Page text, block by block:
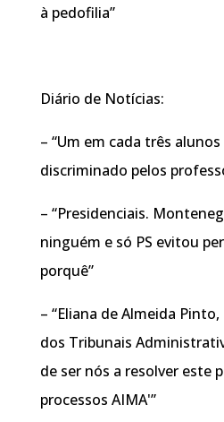
à pedofilia”
Diário de Notícias:
– “Um em cada três
discriminado pelos
– “Presidenciais.
ninguém e só PS evitou
porquê”
– “Eliana de Almeida
dos Tribunais
de ser nós a resolver este
processos AIMA'”